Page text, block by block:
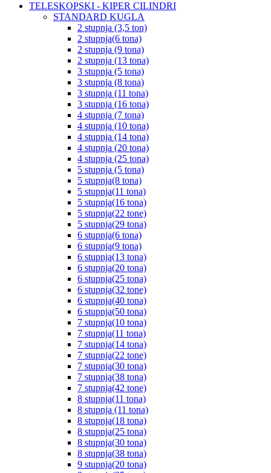
TELESKOPSKI - KIPER CILINDRI
STANDARD KUGLA
2 stupnja (3,5 ton)
2 stupnja(6 tona)
2 stupnja (9 tona)
2 stupnja (13 tona)
3 stupnja (5 tona)
3 stupnja (8 tona)
3 stupnja (11 tona)
3 stupnja (16 tona)
4 stupnja (7 tona)
4 stupnja (10 tona)
4 stupnja (14 tona)
4 stupnja (20 tona)
4 stupnja (25 tona)
5 stupnja (5 tona)
5 stupnja(8 tona)
5 stupnja(11 tona)
5 stupnja(16 tona)
5 stupnja(22 tone)
5 stupnja(29 tona)
6 stupnja(6 tona)
6 stupnja(9 tona)
6 stupnja(13 tona)
6 stupnja(20 tona)
6 stupnja(25 tona)
6 stupnja(32 tone)
6 stupnja(40 tona)
6 stupnja(50 tona)
7 stupnja(10 tona)
7 stupnja(11 tona)
7 stupnja(14 tona)
7 stupnja(22 tone)
7 stupnja(30 tona)
7 stupnja(38 tona)
7 stupnja(42 tone)
8 stupnja(11 tona)
8 stupnja (11 tona)
8 stupnja(18 tona)
8 stupnja(25 tona)
8 stupnja(30 tona)
8 stupnja(38 tona)
9 stupnja(20 tona)